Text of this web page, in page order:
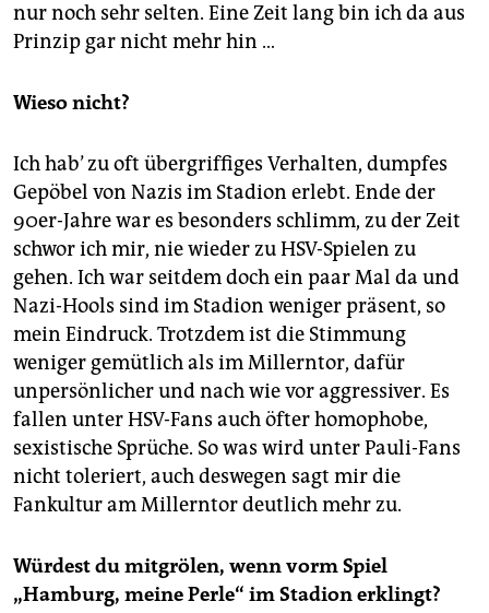
nur noch sehr selten. Eine Zeit lang bin ich da aus
Prinzip gar nicht mehr hin …
Wieso nicht?
Ich hab’ zu oft übergriffiges Verhalten, dumpfes
Gepöbel von Nazis im Stadion erlebt. Ende der
90er-Jahre war es besonders schlimm, zu der Zeit
schwor ich mir, nie wieder zu HSV-Spielen zu
gehen. Ich war seitdem doch ein paar Mal da und
Nazi-Hools sind im Stadion weniger präsent, so
mein Eindruck. Trotzdem ist die Stimmung
weniger gemütlich als im Millerntor, dafür
unpersönlicher und nach wie vor aggressiver. Es
fallen unter HSV-Fans auch öfter homophobe,
sexistische Sprüche. So was wird unter Pauli-Fans
nicht toleriert, auch deswegen sagt mir die
Fankultur am Millerntor deutlich mehr zu.
Würdest du mitgrölen, wenn vorm Spiel
„Hamburg, meine Perle“ im Stadion erklingt?